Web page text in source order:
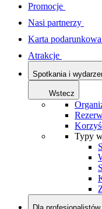
Promocje
Nasi partnerzy
Karta podarunkowa
Atrakcje
Spotkania i
Wstecz
Typy